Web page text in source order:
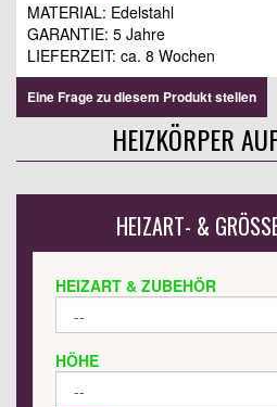
MATERIAL: Edelstahl
GARANTIE: 5 Jahre
LIEFERZEIT: ca. 8 Wochen
Eine Frage zu diesem Produkt stellen
HEIZKÖRPER
HEIZART- &
HEIZART & ZUBEHÖR
HÖHE